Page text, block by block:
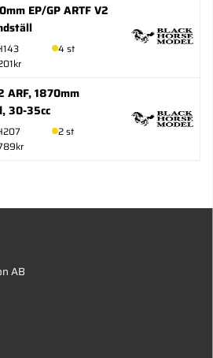
EP/GP ARTF V2
4 st
ARF, 1870mm
30-35cc
2 st
AB